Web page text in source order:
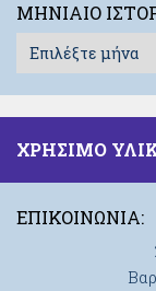
ΜΗΝΙΑΊΟ
Μηνιαίο
Ιστορικό:
ΧΡΗΣΙΜΟ
ΕΠΙΚΟΙΝΩΝΊΑ: